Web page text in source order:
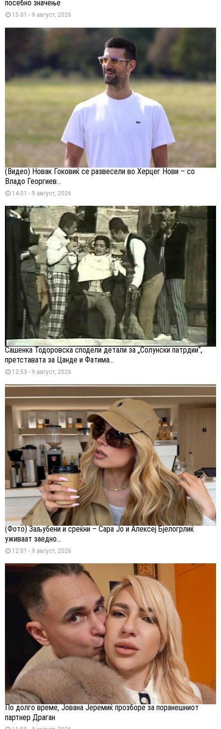
посебно значење
15:01 - 9 август, 2026
(Видео) Новак Ѓоковиќ се развесели во Херцег Нови – со
Владо Георгиев...
14:01 - 9 август, 2026
Сашенка Тодоровска сподели детали за „Солунски патрдии“,
претставата за Цанде и Фатима...
12:53 - 9 август, 2026
(Фото) Заљубени и среќни – Сара Јо и Алексеј Бјелогрлиќ
уживаат заедно...
12:01 - 9 август, 2026
По долго време, Јована Јеремиќ прозборе за поранешниот
партнер Драган